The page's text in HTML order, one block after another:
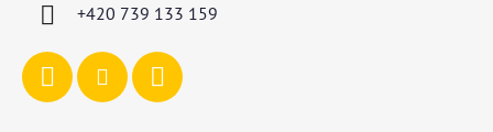
+420 739 133 159